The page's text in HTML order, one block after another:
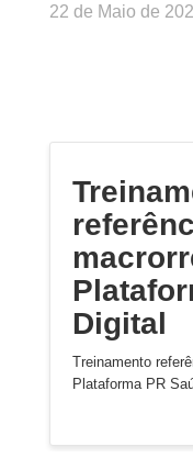
22 de Maio de
Digital
Treinamento
Plataforma PR